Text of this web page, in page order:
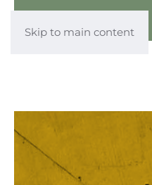
Skip to main content